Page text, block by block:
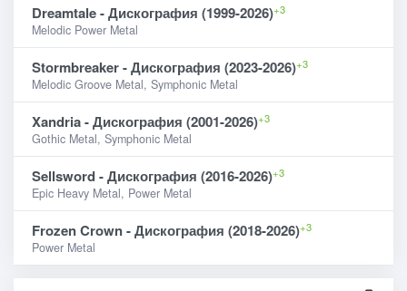
Dreamtale - Дискография (1999-2026)+3
Melodic Power Metal
Stormbreaker - Дискография (2023-2026)+3
Melodic Groove Metal, Symphonic Metal
Xandria - Дискография (2001-2026)+3
Gothic Metal, Symphonic Metal
Sellsword - Дискография (2016-2026)+3
Epic Heavy Metal, Power Metal
Frozen Crown - Дискография (2018-2026)+3
Power Metal